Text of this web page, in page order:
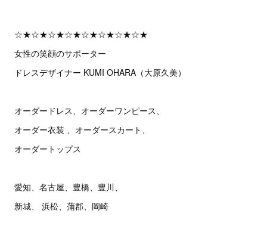
☆★☆★☆★☆★☆★☆★☆★☆★
女性の笑顔のサポーター
ドレスデザイナー KUMI OHARA（大原久美）
オーダードレス、オーダーワンピース、
オーダー衣装 、オーダースカート、
オーダートップス
愛知、名古屋、豊橋、豊川、
新城、 浜松、蒲郡、岡崎